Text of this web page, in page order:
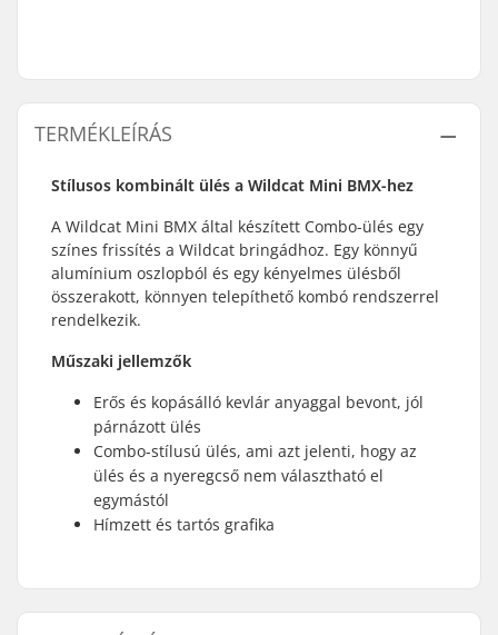
TERMÉKLEÍRÁS
Stílusos kombinált ülés a Wildcat Mini BMX-hez
A Wildcat Mini BMX által készített Combo-ülés egy
színes frissítés a Wildcat bringádhoz. Egy könnyű
alumínium oszlopból és egy kényelmes ülésből
összerakott, könnyen telepíthető kombó rendszerrel
rendelkezik.
Műszaki jellemzők
Erős és kopásálló kevlár anyaggal bevont, jól
párnázott ülés
Combo-stílusú ülés, ami azt jelenti, hogy az
ülés és a nyeregcső nem választható el
egymástól
Hímzett és tartós grafika